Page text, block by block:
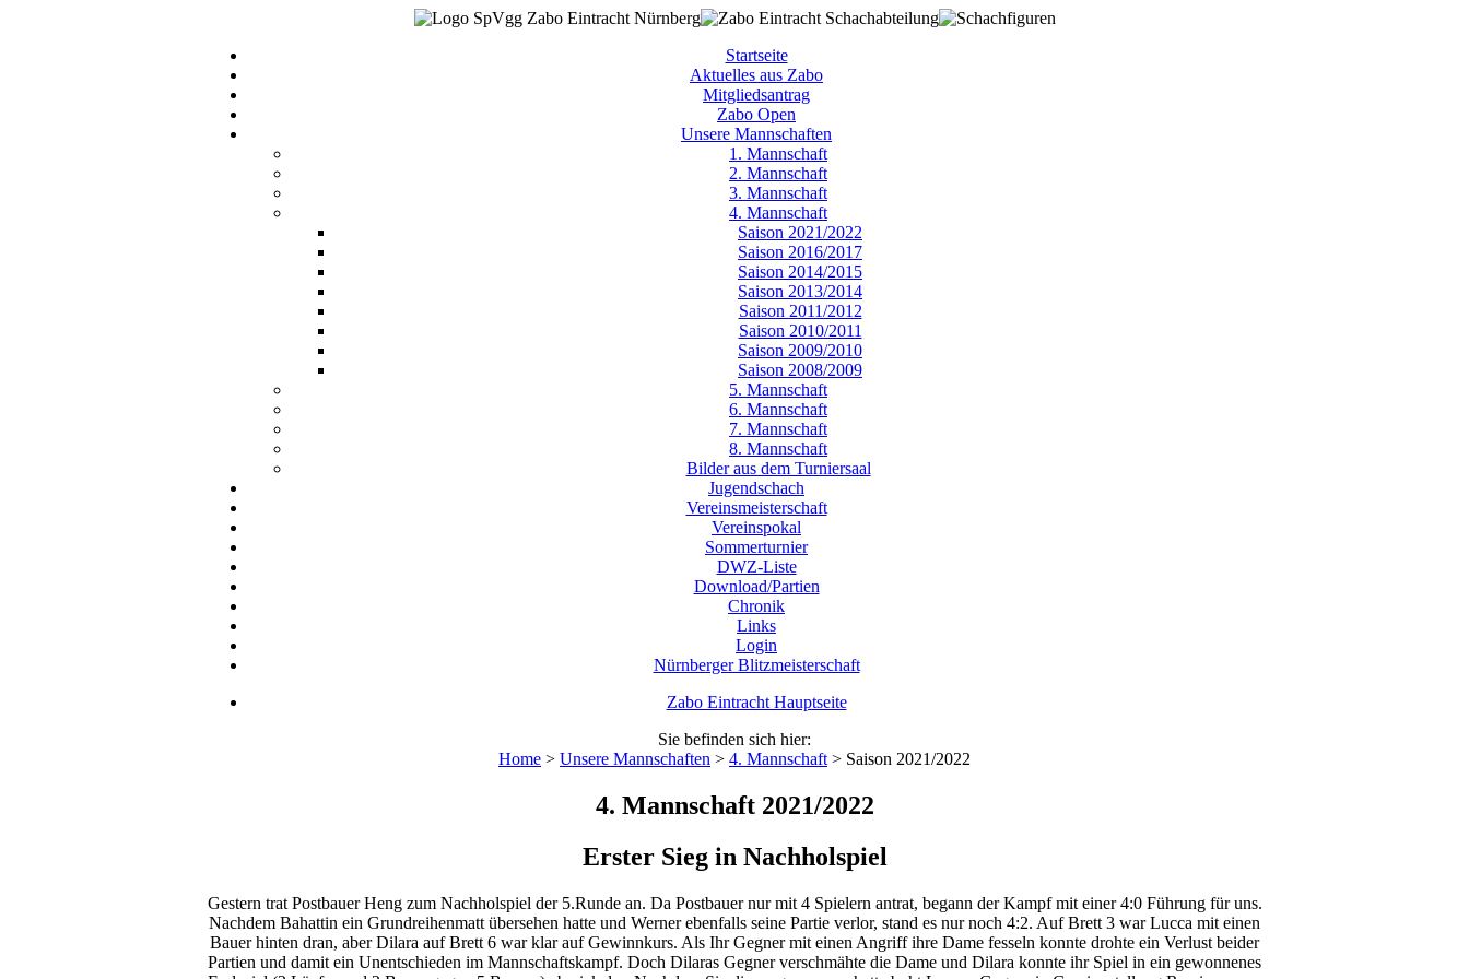
Startseite
Aktuelles aus Zabo
Mitgliedsantrag
Zabo Open
Unsere Mannschaften
1. Mannschaft
2. Mannschaft
3. Mannschaft
4. Mannschaft
Saison 2021/2022
Saison 2016/2017
Saison 2014/2015
Saison 2013/2014
Saison 2011/2012
Saison 2010/2011
Saison 2009/2010
Saison 2008/2009
5. Mannschaft
6. Mannschaft
7. Mannschaft
8. Mannschaft
Bilder aus dem Turniersaal
Jugendschach
Vereinsmeisterschaft
Vereinspokal
Sommerturnier
DWZ-Liste
Download/Partien
Chronik
Links
Login
Nürnberger Blitzmeisterschaft
Zabo Eintracht Hauptseite
Sie befinden sich hier:
Home > Unsere Mannschaften > 4. Mannschaft > Saison 2021/2022
4. Mannschaft 2021/2022
Erster Sieg in Nachholspiel
Gestern trat Postbauer Heng zum Nachholspiel der 5.Runde an. Da Postbauer nur mit 4 Spielern antrat, begann der Kampf mit einer 4:0 Führung für uns.
Nachdem Bahattin ein Grundreihenmatt übersehen hatte und Werner ebenfalls seine Partie verlor, stand es nur noch 4:2. Auf Brett 3 war Lucca mit einen
Bauer hinten dran, aber Dilara auf Brett 6 war klar auf Gewinnkurs. Als Ihr Gegner mit einen Angriff ihre Dame fesseln konnte drohte ein Verlust beider
Partien und damit ein Unentschieden im Mannschaftskampf. Doch Dilaras Gegner verschmähte die Dame und Dilara konnte ihr Spiel in ein gewonnenes